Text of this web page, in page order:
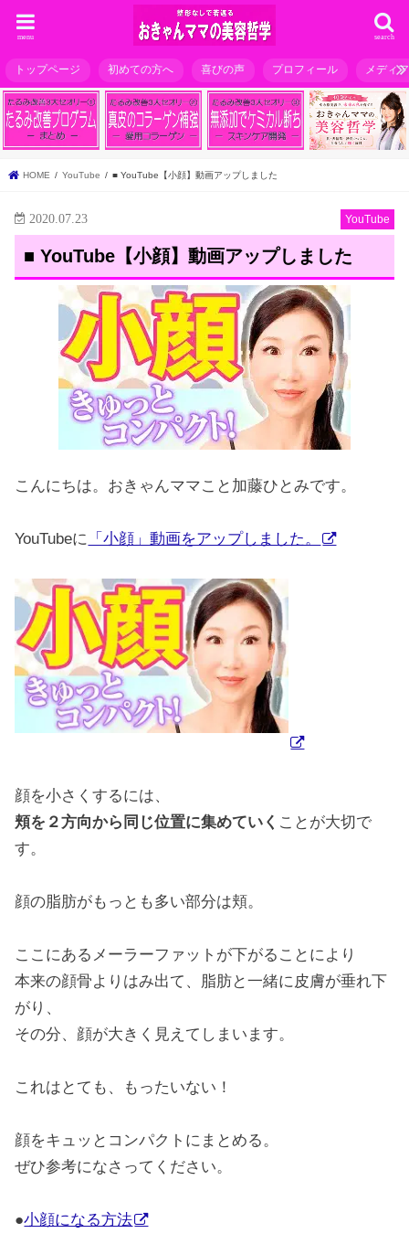
search
menu
トップページ 初めての方へ 喜びの声 プロフィール メディ
HOME YouTube ■ YouTube【小顔】動画アップしました
YouTube
2020.07.23
■ YouTube【小顔】動画アップしました
こんにちは。おきゃんママこと加藤ひとみです。
YouTubeに 「小顔」動画をアップしました。
顔を小さくするには、
頬を２方向から同じ位置に集めていく ことが大切で
す。
顔の脂肪がもっとも多い部分は頬。
ここにあるメーラーファットが下がることにより
本来の顔骨よりはみ出て、脂肪と一緒に皮膚が垂れ下
がり、
その分、顔が大きく見えてしまいます。
これはとても、もったいない！
顔をキュッとコンパクトにまとめる。
ぜひ参考になさってください。
●小顔になる方法